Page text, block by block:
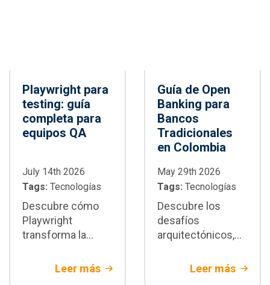
Playwright para
testing: guía
completa para
equipos QA
July 14th 2026
Tags: Tecnologías
Descubre cómo
Playwright
transforma la
pruebas E2E:
Leer más
Guía de Open
Banking para
Bancos
Tradicionales
en Colombia
May 29th 2026
Tags: Tecnologías
Descubre los
desafíos
arquitectónicos,
integración del
Leer más